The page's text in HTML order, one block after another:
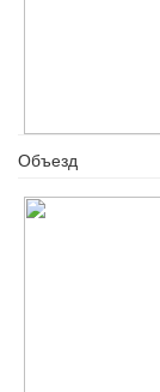
Объезд